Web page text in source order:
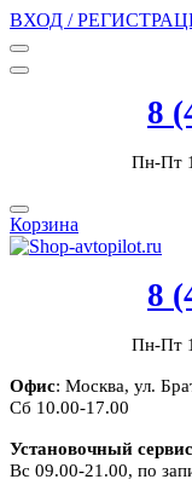
ВХОД /
8
Пн-Пт
Корзина
8
Пн-Пт
Офис: Москва, ул.
Сб 10.00-17.00
Установочный сервис
Вс 09.00-21.00, по